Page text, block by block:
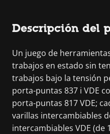
Descripción del
Un juego de
trabajos en estado sin
trabajos bajo la tensión
porta-puntas 837 i VDE
porta-puntas 817 VDE;
varillas intercambiables
intercambiables VDE